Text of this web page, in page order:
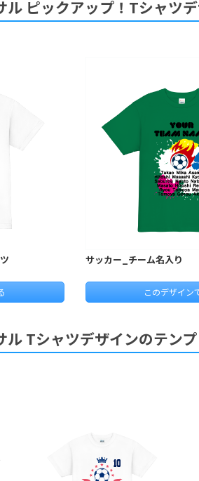
ル ピックアップ！Tシャツ
サッカー_チーム名入り
このデザイン
ル Tシャツデザインのテン